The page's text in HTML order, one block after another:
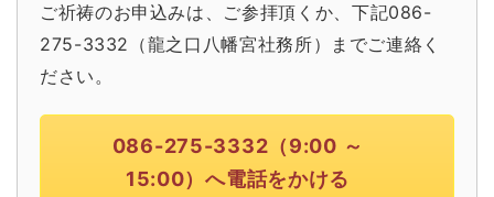
ご祈祷のお申込みは、ご参拝頂くか、下記086-
275-3332（龍之口八幡宮社務所）までご連絡く
ださい。
086-275-3332（9:00 ～
15:00）へ電話をかける